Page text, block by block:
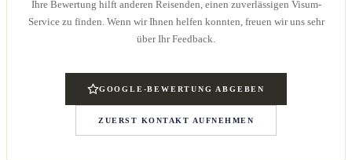
Ihre Bewertung hilft anderen Reisenden, einen zuverlässigen Visum-
Service zu finden. Wenn wir Ihnen helfen konnten, freuen wir uns sehr
über Ihr Feedback.
GOOGLE-BEWERTUNG ABGEBEN
ZUERST KONTAKT AUFNEHMEN